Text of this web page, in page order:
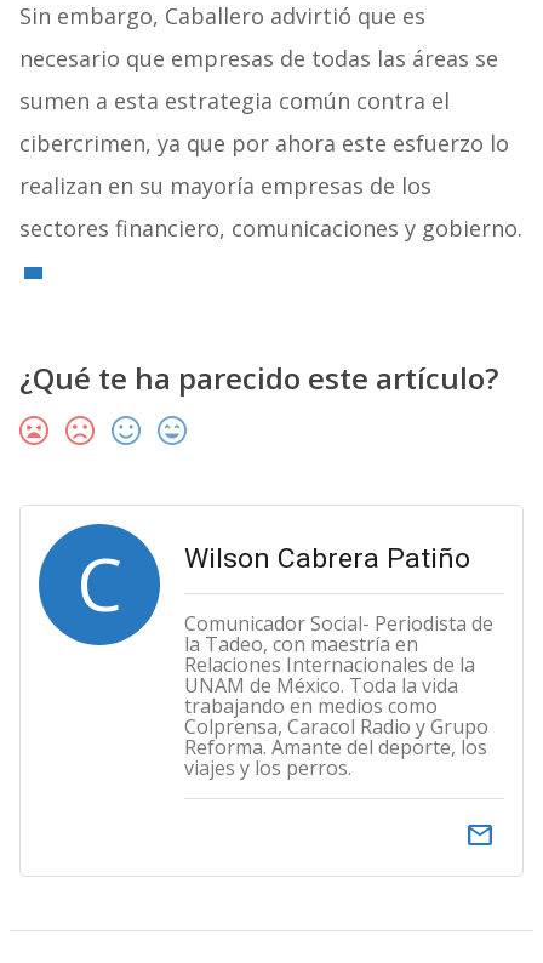
Sin embargo, Caballero advirtió que es
necesario que empresas de todas las áreas se
sumen a esta estrategia común contra el
cibercrimen, ya que por ahora este esfuerzo lo
realizan en su mayoría empresas de los
sectores financiero, comunicaciones y gobierno.
¿Qué te ha parecido este artículo?
C Wilson Cabrera Patiño
Comunicador Social- Periodista de
la Tadeo, con maestría en
Relaciones Internacionales de la
UNAM de México. Toda la vida
trabajando en medios como
Colprensa, Caracol Radio y Grupo
Reforma. Amante del deporte, los
viajes y los perros.
email